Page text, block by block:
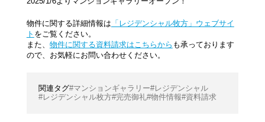
物件に関する詳細情報は 「レジデンシャル牧方」ウェブサイ
ト をご覧ください。
また、 物件に関する資料請求はこちらから も承っております
ので、お気軽にお問い合わせください。
マンションギャラリー レジデンシャル
レジデンシャル枚方 完売御礼 物件情報 資料請求